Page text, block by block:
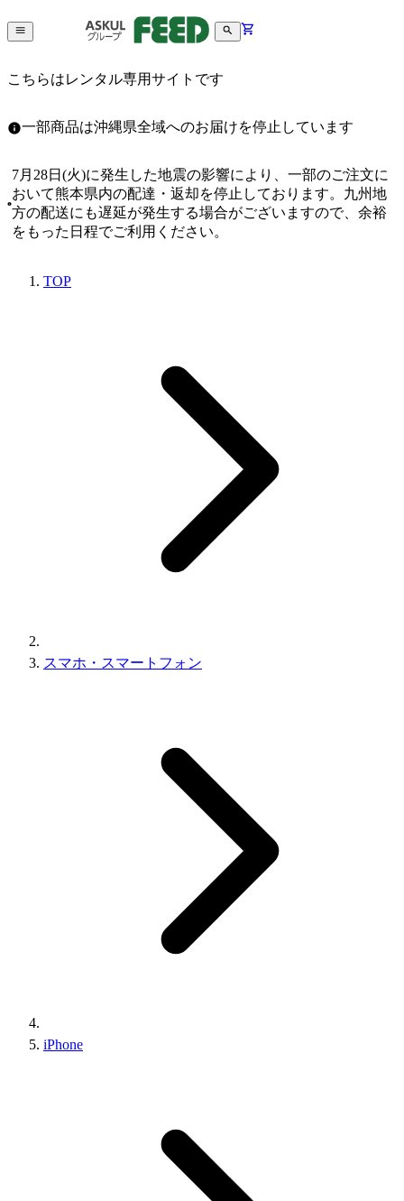
こちらはレンタル専用サイトです
一部商品は沖縄県全域へのお届けを停止しています
7月28日(火)に発生した地震の影響により、一部のご注文に
おいて熊本県内の配達・返却を停止しております。九州地
方の配送にも遅延が発生する場合がございますので、余裕
をもった日程でご利用ください。
TOP
スマホ・スマートフォン
iPhone